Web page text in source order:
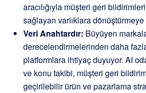
aracılığıyla müşteri geri
sağlayan varlıklara dönüştürmeye
Veri Anahtardır: Büyüyen
derecelendirmelerinden daha
platformlara ihtiyaç duyuyor. AI
ve konu takibi, müşteri geri
geçirilebilir ürün ve pazarlama